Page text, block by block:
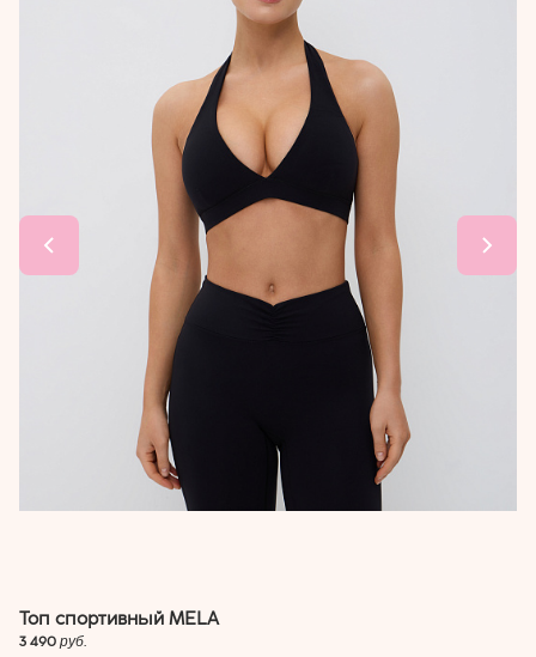
Топ спортивный MELA
3 490 руб.